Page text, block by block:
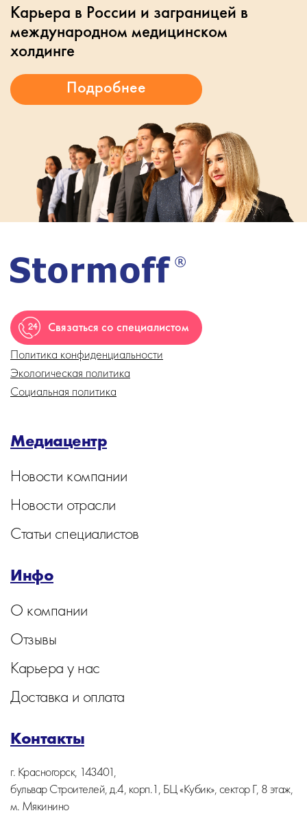
Карьера в России и заграницей в
международном медицинском
холдинге
Связаться со специалистом
Политика конфиденциальности
Экологическая политика
Социальная политика
Медиацентр
Новости компании
Новости отрасли
Статьи специалистов
Инфо
О компании
Отзывы
Карьера у нас
Доставка и оплата
Контакты
г. Красногорск, 143401,
бульвар Строителей, д.4, корп.1, БЦ «Кубик», сектор Г, 8 этаж,
м. Мякинино